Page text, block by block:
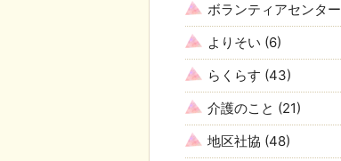
ボランティアセンター
よりそい (6)
らくらす (43)
介護のこと (21)
地区社協 (48)